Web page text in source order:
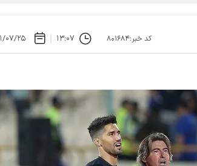
کد خبر:۸۰۱۶۸۴ ۱۳:۰۷ ۱۴۰۱/